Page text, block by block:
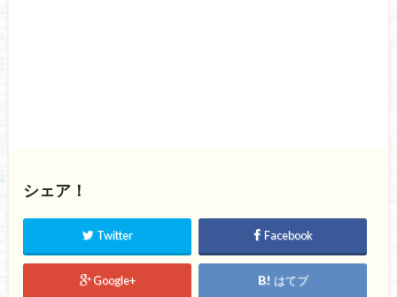
シェア！
Twitter Facebook
Google+ はてブ